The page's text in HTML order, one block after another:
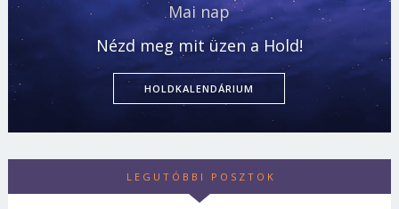
Mai nap
Nézd meg mit üzen a Hold!
HOLDKALENDÁRIUM
LEGUTÓBBI POSZTOK